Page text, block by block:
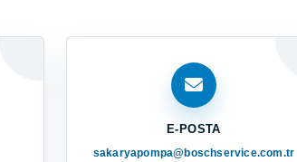
E-POSTA
sakaryapompa@boschservice.com.tr